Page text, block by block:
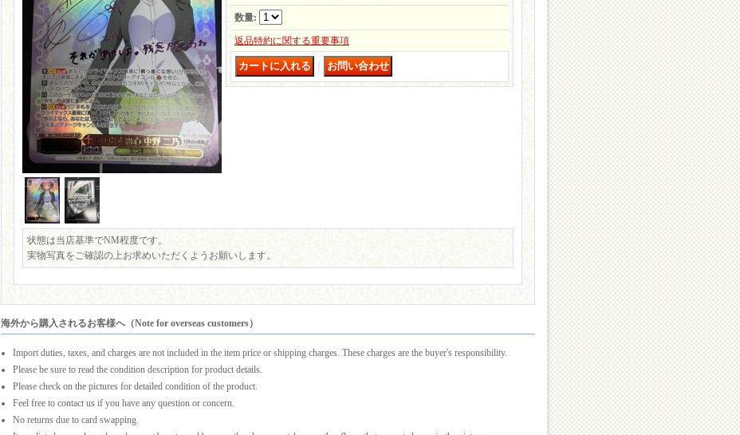
数量:
返品特約に関する重要事項
状態は当店基準でNM程度です。
実物写真をご確認の上お求めいただくようお願いします。
海外から購入されるお客様へ（Note for overseas customers）
Import duties, taxes, and charges are not included in the item price or shipping charges. These charges are the buyer's responsibility.
Please be sure to read the condition description for product details.
Please check on the pictures for detailed condition of the product.
Feel free to contact us if you have any question or concern.
No returns due to card swapping.